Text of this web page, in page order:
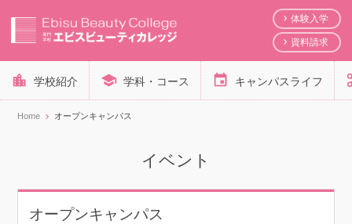
体験入学
資料請求
学校紹介 学科・コース キャンパスライフ
Home オープンキャンパス
イベント
オープンキャンパス